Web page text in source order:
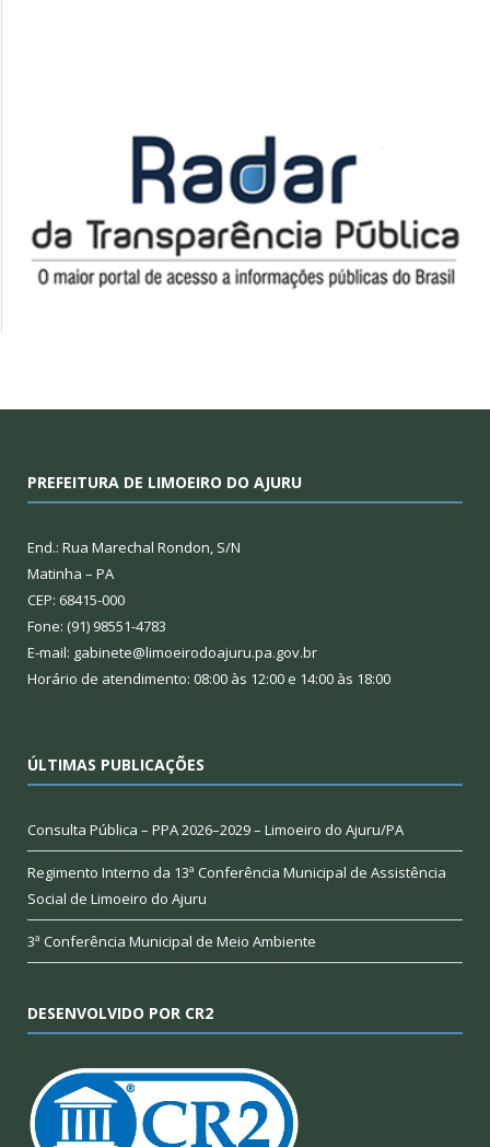
PREFEITURA DE LIMOEIRO DO AJURU
End.: Rua Marechal Rondon, S/N
Matinha – PA
CEP: 68415-000
Fone: (91) 98551-4783
E-mail: gabinete@limoeirodoajuru.pa.gov.br
Horário de atendimento: 08:00 às 12:00 e 14:00 às 18:00
ÚLTIMAS PUBLICAÇÕES
Consulta Pública – PPA 2026–2029 – Limoeiro do Ajuru/PA
Regimento Interno da 13ª Conferência Municipal de Assistência
Social de Limoeiro do Ajuru
3ª Conferência Municipal de Meio Ambiente
DESENVOLVIDO POR CR2